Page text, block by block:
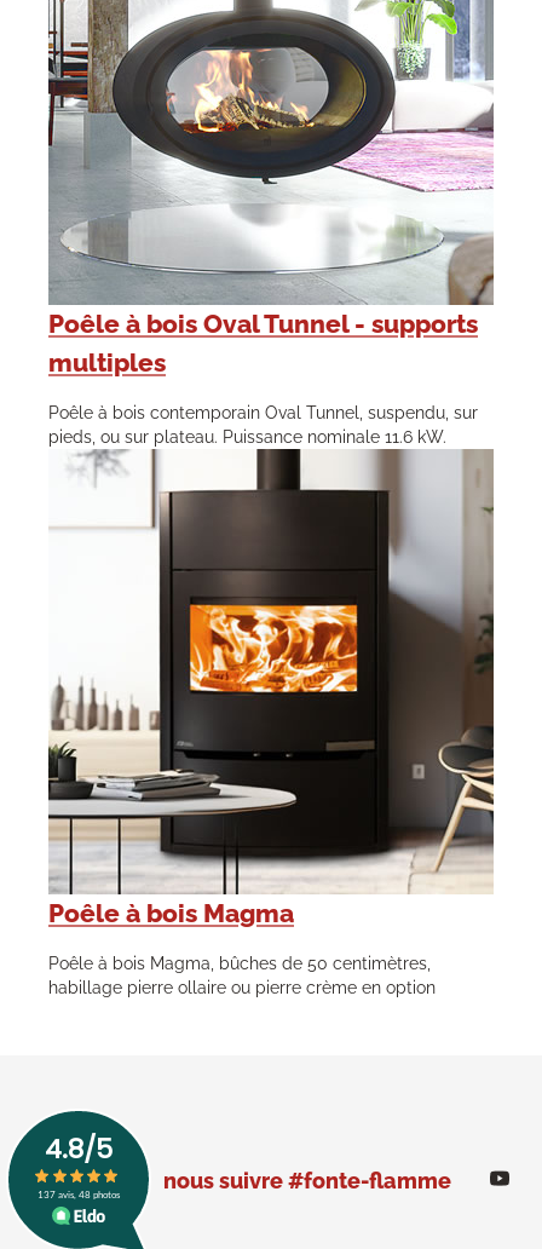
Poêle à bois Oval Tunnel - supports
multiples
Poêle à bois contemporain Oval Tunnel, suspendu, sur
pieds, ou sur plateau. Puissance nominale 11.6 kW.
Poêle à bois Magma
Poêle à bois Magma, bûches de 50 centimètres,
habillage pierre ollaire ou pierre crème en option
nous suivre #fonte-flamme